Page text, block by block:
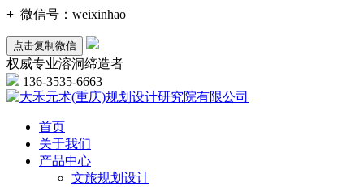
+ 微信号： weixinhao
点击复制微信
权威专业溶洞缔造者
136-3535-6663
首页
关于我们
产品中心
文旅规划设计